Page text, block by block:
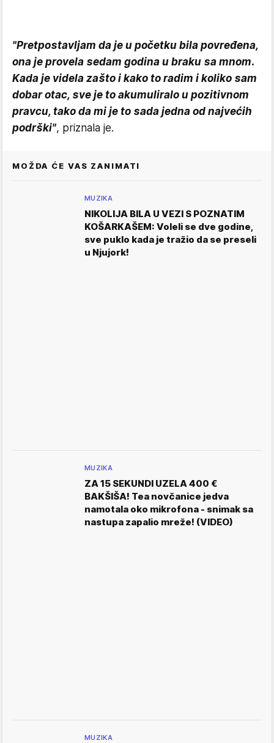
"Pretpostavljam da je u početku bila povređena,
ona je provela sedam godina u braku sa mnom.
Kada je videla zašto i kako to radim i koliko sam
dobar otac, sve je to akumuliralo u pozitivnom
pravcu, tako da mi je to sada jedna od najvećih
podrški", priznala je.
MOŽDA ĆE VAS ZANIMATI
MUZIKA
NIKOLIJA BILA U VEZI S POZNATIM
KOŠARKAŠEM: Voleli se dve godine,
sve puklo kada je tražio da se preseli
u Njujork!
MUZIKA
ZA 15 SEKUNDI UZELA 400 €
BAKŠIŠA! Tea novčanice jedva
namotala oko mikrofona - snimak sa
nastupa zapalio mreže! (VIDEO)
MUZIKA